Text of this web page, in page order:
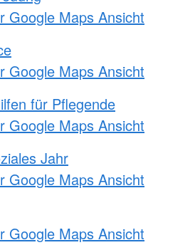
Google Maps Ansicht
Google Maps Ansicht
für Pflegende
Google Maps Ansicht
Jahr
Google Maps Ansicht
Google Maps Ansicht